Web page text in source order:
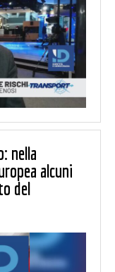
nella
alcuni
del